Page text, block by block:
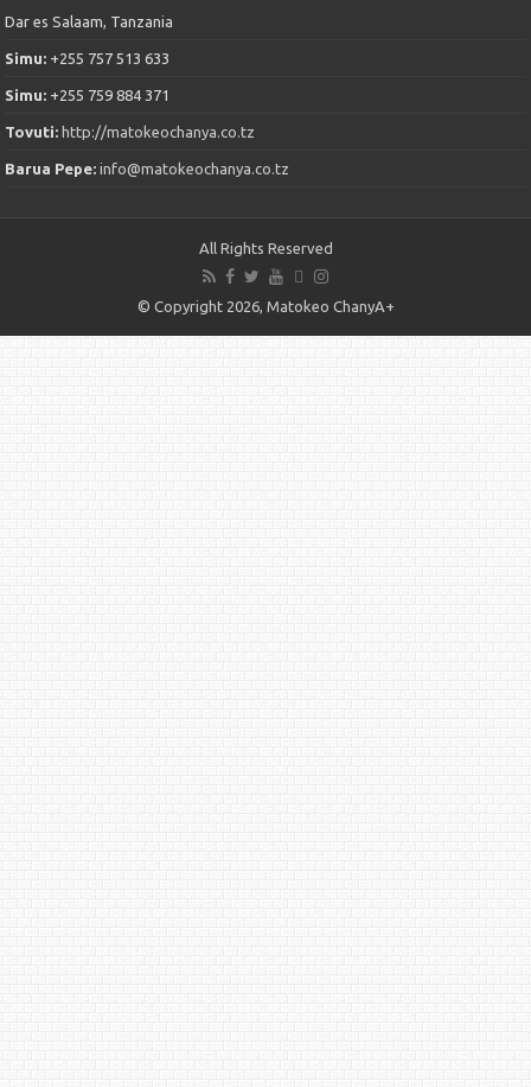
Dar es Salaam, Tanzania
Simu: +255 757 513 633
Simu: +255 759 884 371
Tovuti:http://matokeochanya.co.tz
Barua Pepe:info@matokeochanya.co.tz
All Rights Reserved
© Copyright 2026, Matokeo ChanyA+